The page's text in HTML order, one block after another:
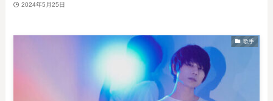
2024年5月25日
歌手